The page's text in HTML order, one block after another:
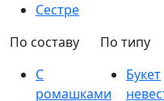
Сестре
По составу
С
ромашками
По типу
Букет